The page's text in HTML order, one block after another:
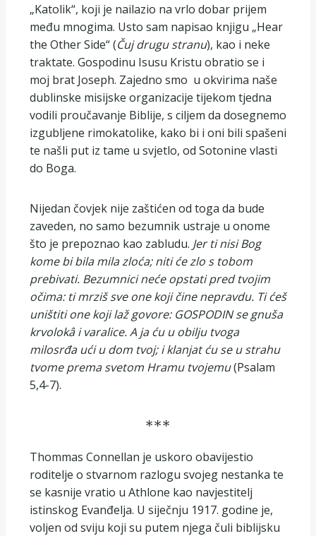
„Katolik“, koji je nailazio na vrlo dobar prijem
među mnogima. Usto sam napisao knjigu „Hear
the Other Side“ (Čuj drugu stranu), kao i neke
traktate. Gospodinu Isusu Kristu obratio se i
moj brat Joseph. Zajedno smo u okvirima naše
dublinske misijske organizacije tijekom tjedna
vodili proučavanje Biblije, s ciljem da dosegnemo
izgubljene rimokatolike, kako bi i oni bili spašeni
te našli put iz tame u svjetlo, od Sotonine vlasti
do Boga.
Nijedan čovjek nije zaštićen od toga da bude
zaveden, no samo bezumnik ustraje u onome
što je prepoznao kao zabludu. Jer ti nisi Bog
kome bi bila mila zloća; niti će zlo s tobom
prebivati. Bezumnici neće opstati pred tvojim
očima: ti mrziš sve one koji čine nepravdu. Ti ćeš
uništiti one koji laž govore: GOSPODIN se gnuša
krvolokâ i varalice. A ja ću u obilju tvoga
milosrđa ući u dom tvoj; i klanjat ću se u strahu
tvome prema svetom Hramu tvojemu(Psalam
5,4-7).
***
Thommas Connellan je uskoro obavijestio
roditelje o stvarnom razlogu svojeg nestanka te
se kasnije vratio u Athlone kao navjestitelj
istinskog Evanđelja. U siječnju 1917. godine je,
voljen od sviju koji su putem njega čuli biblijsku